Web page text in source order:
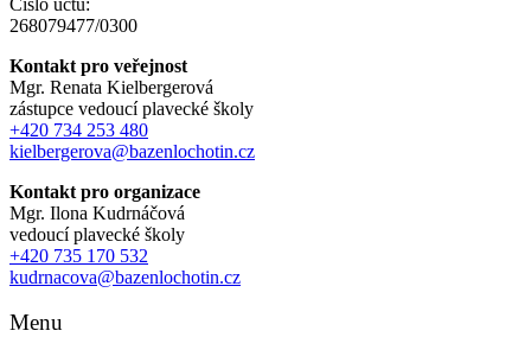
268079477/0300
Kontakt pro veřejnost
Mgr. Renata Kielbergerová
zástupce vedoucí plavecké školy
+420 734 253 480
kielbergerova@bazenlochotin.cz
Kontakt pro organizace
Mgr. Ilona Kudrnáčová
vedoucí plavecké školy
+420 735 170 532
kudrnacova@bazenlochotin.cz
Menu